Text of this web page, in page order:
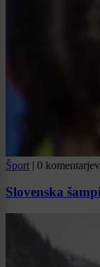
Šport | 0 komentarjev
Slovenska